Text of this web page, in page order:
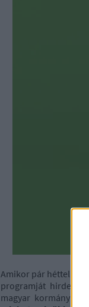
Amikor pár héttel
programját hirdette
magyar